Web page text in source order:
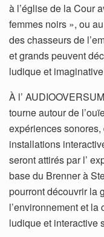
à l’église de la Cour
femmes noirs », ou
des chasseurs de
et grands peuvent
ludique et
À l’
tourne autour de
expériences sonores,
installations
seront attirés par l’
base du Brenner à
pourront découvrir la
l’environnement et
ludique et interactive